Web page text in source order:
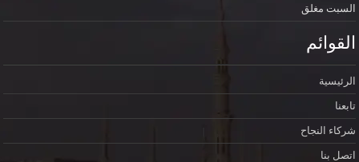
السبت مغلق
القوائم
الرئيسية
تابعنا
شركاء النجاح
اتصل بنا